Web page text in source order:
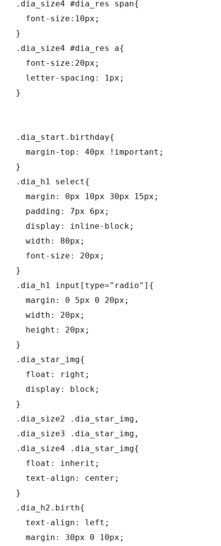
.dia_size4 #dia_res span{
  font-size:10px;
}
.dia_size4 #dia_res a{
  font-size:20px;
  letter-spacing: 1px;
}
.dia_start.birthday{
  margin-top: 40px !important;
}
.dia_h1 select{
  margin: 0px 10px 30px 15px;
  padding: 7px 6px;
  display: inline-block;
  width: 80px;
  font-size: 20px;
}
.dia_h1 input[type="radio"]{
  margin: 0 5px 0 20px;
  width: 20px;
  height: 20px;
}
.dia_star_img{
  float: right;
  display: block;
}
.dia_size2 .dia_star_img,
.dia_size3 .dia_star_img,
.dia_size4 .dia_star_img{
  float: inherit;
  text-align: center;
}
.dia_h2.birth{
  text-align: left;
  margin: 30px 0 10px;